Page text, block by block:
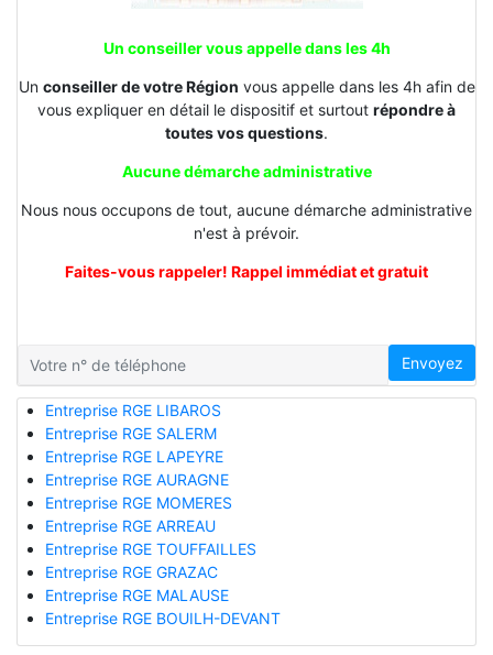
Un conseiller vous appelle dans les 4h
Un conseiller de votre Région vous appelle dans les 4h afin de
vous expliquer en détail le dispositif et surtout répondre à
toutes vos questions.
Aucune démarche administrative
Nous nous occupons de tout, aucune démarche administrative
n'est à prévoir.
Faites-vous rappeler! Rappel immédiat et gratuit
Envoyez
Entreprise RGE LIBAROS
Entreprise RGE SALERM
Entreprise RGE LAPEYRE
Entreprise RGE AURAGNE
Entreprise RGE MOMERES
Entreprise RGE ARREAU
Entreprise RGE TOUFFAILLES
Entreprise RGE GRAZAC
Entreprise RGE MALAUSE
Entreprise RGE BOUILH-DEVANT